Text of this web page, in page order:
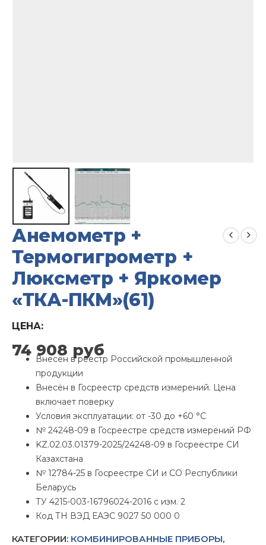
Анемометр +
Термогигрометр +
Люксметр + Яркомер
«ТКА-ПКМ»(61)
ЦЕНА:
74 908 руб
Внесён в реестр Российской промышленной
продукции
Внесён в Госреестр средств измерений. Цена
включает поверку
Условия эксплуатации: от -30 до +60 °С
№ 24248-09 в Госреестре средств измерений РФ
KZ.02.03.01379-2025/24248-09 в Госреестре СИ
Казахстана
№ 12784-25 в Госреестре СИ и СО Республики
Беларусь
ТУ 4215-003-16796024-2016 с изм. 2
Код ТН ВЭД ЕАЭС 9027 50 000 0
КАТЕГОРИИ: КОМБИНИРОВАННЫЕ ПРИБОРЫ,